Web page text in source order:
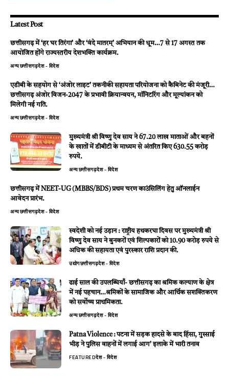
Latest Post
छत्तीसगढ़ में ‘हर घर तिरंगा’ और ‘वंदे मातरम्’ अभियान की धूम…7 से 17 अगस्त तक
आयोजित होंगे राज्यस्तरीय देशभक्ति कार्यक्रम.
अन्यछत्तीसगढ़देश - विदेश
एडीबी के सहयोग से ‘अंजोर लाइट’ तकनीकी सहायता परियोजना को कैबिनेट की मंजूरी…
छत्तीसगढ़ अंजोर विजन-2047 के प्रभावी क्रियान्वयन, मॉनिटरिंग और मूल्यांकन को
मिलेगी नई गति.
अन्यछत्तीसगढ़देश - विदेश
मुख्यमंत्री श्री विष्णु देव साय ने 67.20 लाख माताओं और बहनों
के खातों में डीबीटी के माध्यम से अंतरित किए 630.55 करोड़
रुपये.
अन्यछत्तीसगढ़देश - विदेश
छत्तीसगढ़ में NEET-UG (MBBS/BDS) प्रथम चरण काउंसिलिंग हेतु ऑनलाईन
आवेदन प्रारंभ.
अन्यछत्तीसगढ़देश - विदेश
स्वदेशी को नई उड़ान : राष्ट्रीय हथकरघा दिवस पर मुख्यमंत्री श्री
विष्णु देव साय ने बुनकरों एवं शिल्पकारों को 10.90 करोड़ रुपये से
अधिक की सहायता एवं पुरस्कार राशि प्रदान की.
उद्योगछत्तीसगढ़देश - विदेश
ढाई साल की उपलब्धियाँ- छत्तीसगढ़ का श्रमिक कल्याण के क्षेत्र
में नई पहचान…श्रमिकों के सामाजिक और आर्थिक सशक्तिकरण
को सर्वाेच्च प्राथमिकता.
अन्यछत्तीसगढ़देश - विदेश
Patna Violence : पटना में सड़क हादसे के बाद हिंसा, गुस्साई
भीड़ ने पुलिस वाहनों में लगाई आग’ इलाके में भारी तनाव
FEATUREDदेश - विदेश